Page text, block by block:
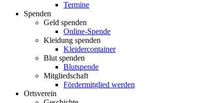
Termine
Spenden
Geld spenden
Online-Spende
Kleidung spenden
Kleidercontainer
Blut spenden
Blutspende
Mitgliedschaft
Fördermitglied werden
Ortsverein